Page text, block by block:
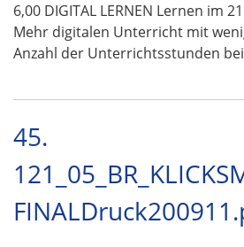
6,00 DIGITAL LERNEN Lernen im
Mehr digitalen Unterricht mit
Anzahl der Unterrichtsstunden
45.